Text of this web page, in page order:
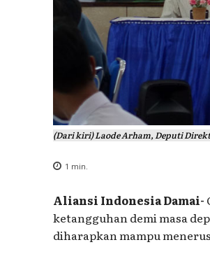
(Dari kiri) Laode Arham, Deputi
1 min.
Aliansi Indonesia Damai-
ketangguhan demi masa
diharapkan mampu